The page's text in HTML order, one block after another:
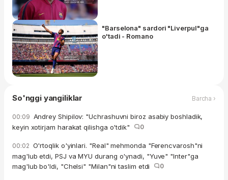
"Barselona" sardori "Liverpul"ga
o'tadi - Romano
So'nggi yangiliklar Barcha ›
00:09 Andrey Shipilov: "Uchrashuvni biroz asabiy boshladik,
keyin xotirjam harakat qilishga o'tdik"
0
00:02 O'rtoqlik o'yinlari. "Real" mehmonda "Ferencvarosh"ni
mag'lub etdi, PSJ va MYU durang o'ynadi, "Yuve" "Inter"ga
mag'lub bo'ldi, "Chelsi" "Milan"ni taslim etdi
0